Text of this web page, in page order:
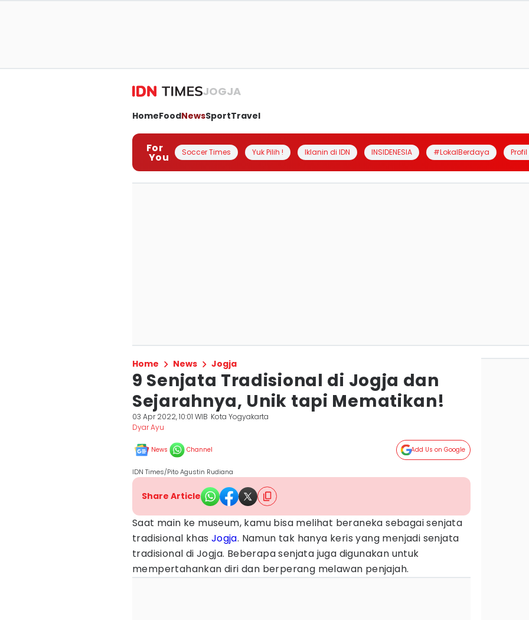
JOGJA
HomeFoodNewsSportTravel
For
You Soccer Times Yuk Pilih ! Iklanin di IDN INSIDENESIA #LokalBerdaya
Home News Jogja
9 Senjata Tradisional di Jogja dan
Sejarahnya, Unik tapi Mematikan!
03 Apr 2022, 10:01 WIB Kota Yogyakarta
Dyar Ayu
News Channel Add Us on Google
IDN Times/Pito Agustin Rudiana
Share Article
Saat main ke museum, kamu bisa melihat beraneka sebagai senjata
tradisional khas Jogja. Namun tak hanya keris yang menjadi senjata
tradisional di Jogja. Beberapa senjata juga digunakan untuk
mempertahankan diri dan berperang melawan penjajah.